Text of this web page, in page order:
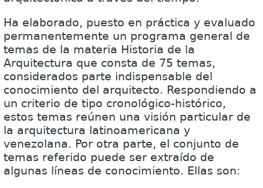
Ha elaborado, puesto en práctica y evaluado
permanentemente un programa general de
temas de la materia Historia de la
Arquitectura que consta de 75 temas,
considerados parte indispensable del
conocimiento del arquitecto. Respondiendo a
un criterio de tipo cronológico-histórico,
estos temas reúnen una visión particular de
la arquitectura latinoamericana y
venezolana. Por otra parte, el conjunto de
temas referido puede ser extraído de
algunas líneas de conocimiento. Ellas son: